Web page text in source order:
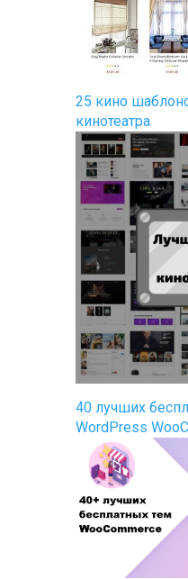
25 кино
кинотеатра
40 лучших
WordPress